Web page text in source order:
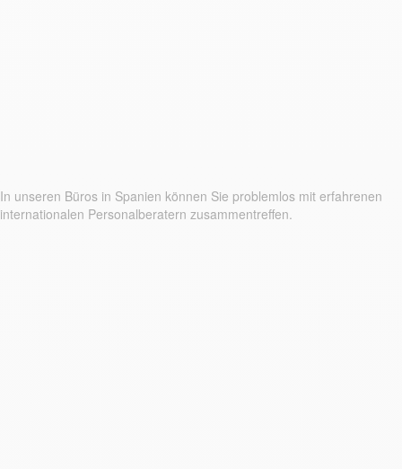
In unseren Büros in Spanien können Sie problemlos mit erfahrenen
internationalen Personalberatern zusammentreffen.